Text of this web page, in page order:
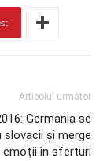
Articolul următor
Germania se
şi merge
emoţii în sferturi